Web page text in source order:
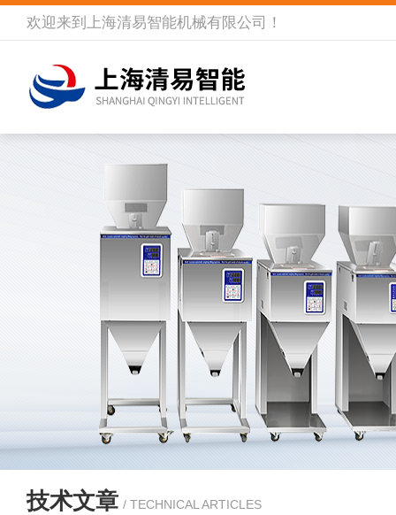
欢迎来到 上海清易智能机械有限公司 ！
技术文章 / TECHNICAL ARTICLES